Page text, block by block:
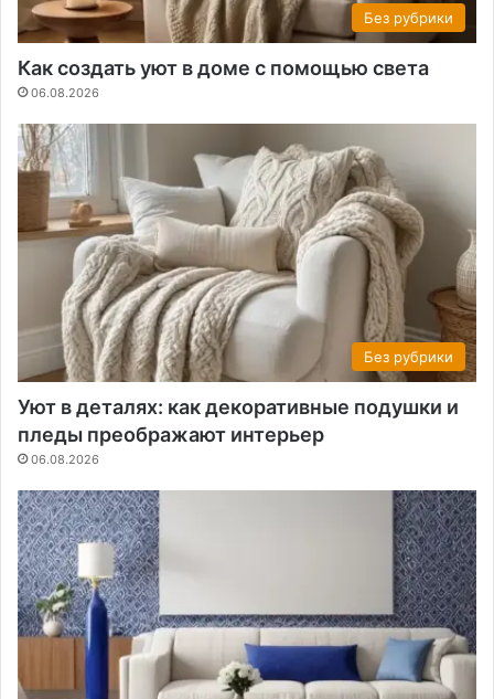
Без рубрики
Как создать уют в доме с помощью света
06.08.2026
Без рубрики
Уют в деталях: как декоративные подушки и
пледы преображают интерьер
06.08.2026